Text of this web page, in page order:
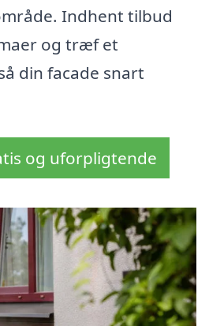
Indhent tilbud
og træf et
din facade snart
og uforpligtende